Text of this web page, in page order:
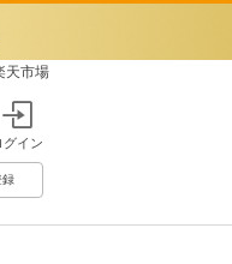
天市場
グイン
録